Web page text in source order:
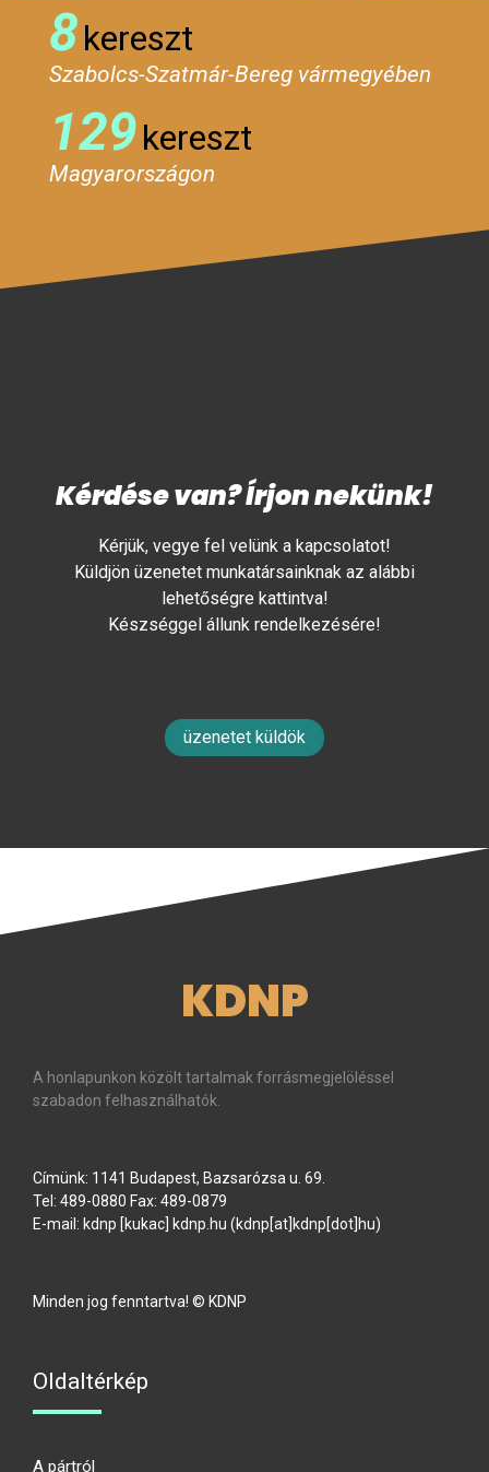
8kereszt
Szabolcs-Szatmár-Bereg vármegyében
129kereszt
Magyarországon
Kérdése van? Írjon nekünk!
Kérjük, vegye fel velünk a kapcsolatot!
Küldjön üzenetet munkatársainknak az alábbi
lehetőségre kattintva!
Készséggel állunk rendelkezésére!
üzenetet küldök
KDNP
A honlapunkon közölt tartalmak forrásmegjelöléssel
szabadon felhasználhatók.
Címünk: 1141 Budapest, Bazsarózsa u. 69.
Tel: 489-0880 Fax: 489-0879
E-mail: kdnp [kukac] kdnp.hu (kdnp[at]kdnp[dot]hu)
Minden jog fenntartva! © KDNP
Oldaltérkép
A pártról